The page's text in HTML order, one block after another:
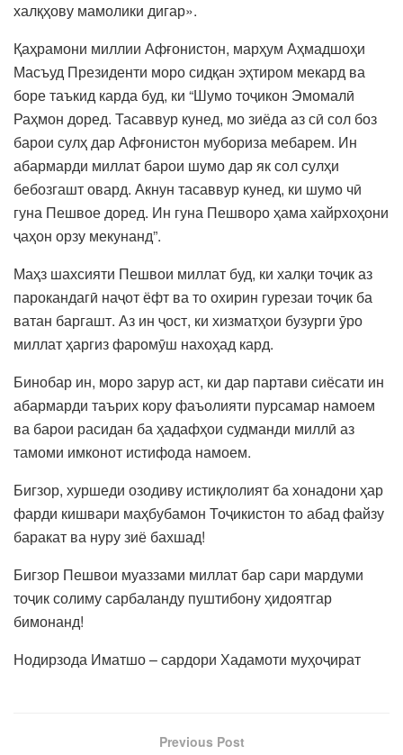
халқҳову мамолики дигар».
Қаҳрамони миллии Афғонистон, марҳум Аҳмадшоҳи
Масъуд Президенти моро сидқан эҳтиром мекард ва
боре таъкид карда буд, ки “Шумо тоҷикон Эмомалӣ
Раҳмон доред. Тасаввур кунед, мо зиёда аз сӣ сол боз
барои сулҳ дар Афғонистон мубориза мебарем. Ин
абармарди миллат барои шумо дар як сол сулҳи
бебозгашт овард. Акнун тасаввур кунед, ки шумо чӣ
гуна Пешвое доред. Ин гуна Пешворо ҳама хайрхоҳони
ҷаҳон орзу мекунанд”.
Маҳз шахсияти Пешвои миллат буд, ки халқи тоҷик аз
парокандагӣ наҷот ёфт ва то охирин гурезаи тоҷик ба
ватан баргашт. Аз ин ҷост, ки хизматҳои бузурги ӯро
миллат ҳаргиз фаромӯш нахоҳад кард.
Бинобар ин, моро зарур аст, ки дар партави сиёсати ин
абармарди таърих кору фаъолияти пурсамар намоем
ва барои расидан ба ҳадафҳои судманди миллӣ аз
тамоми имконот истифода намоем.
Бигзор, хуршеди озодиву истиқлолият ба хонадони ҳар
фарди кишвари маҳбубамон Тоҷикистон то абад файзу
баракат ва нуру зиё бахшад!
Бигзор Пешвои муаззами миллат бар сари мардуми
тоҷик солиму сарбаланду пуштибону ҳидоятгар
бимонанд!
Нодирзода Иматшо – сардори Хадамоти муҳоҷират
Previous Post